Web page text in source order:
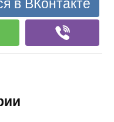
в ВКонтакте